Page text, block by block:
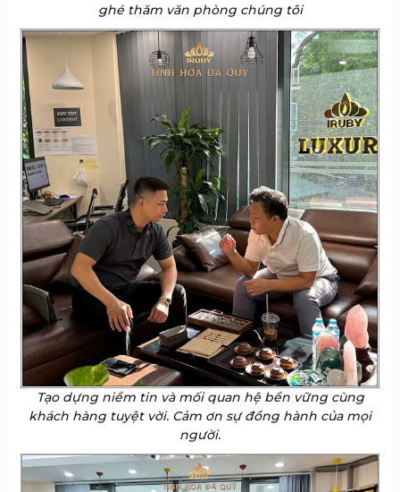
ghé thăm văn phòng chúng tôi
Tạo dựng niềm tin và mối quan hệ bền vững cùng
khách hàng tuyệt vời. Cảm ơn sự đồng hành của mọi
người.